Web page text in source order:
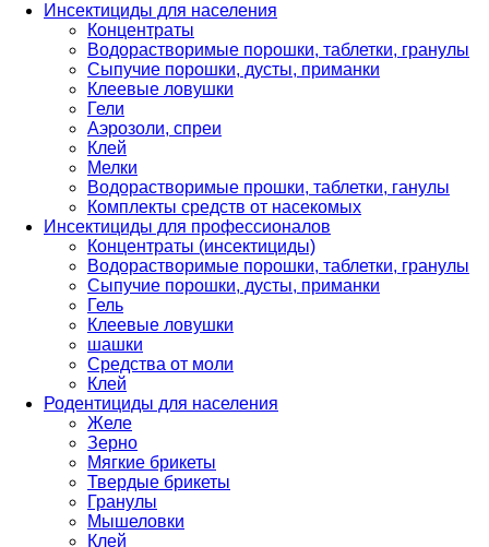
Инсектициды для населения
Концентраты
Водорастворимые порошки, таблетки, гранулы
Сыпучие порошки, дусты, приманки
Клеевые ловушки
Гели
Аэрозоли, спреи
Клей
Мелки
Водорастворимые прошки, таблетки, ганулы
Комплекты средств от насекомых
Инсектициды для профессионалов
Концентраты (инсектициды)
Водорастворимые порошки, таблетки, гранулы
Сыпучие порошки, дусты, приманки
Гель
Клеевые ловушки
шашки
Средства от моли
Клей
Родентициды для населения
Желе
Зерно
Мягкие брикеты
Твердые брикеты
Гранулы
Мышеловки
Клей